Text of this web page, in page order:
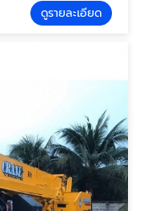
ดูรายละเอียด